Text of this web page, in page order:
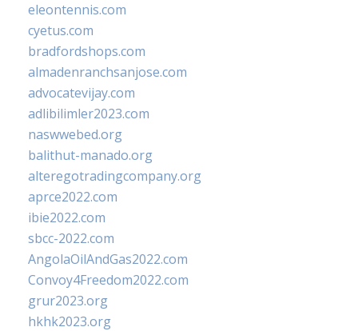
eleontennis.com
cyetus.com
bradfordshops.com
almadenranchsanjose.com
advocatevijay.com
adlibilimler2023.com
naswwebed.org
balithut-manado.org
alteregotradingcompany.org
aprce2022.com
ibie2022.com
sbcc-2022.com
AngolaOilAndGas2022.com
Convoy4Freedom2022.com
grur2023.org
hkhk2023.org